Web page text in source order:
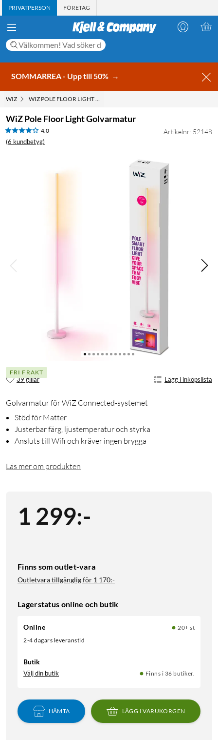
PRIVATPERSON FÖRETAG
SOMMARREA - Upp till 50% →
WIZ WIZ POLE FLOOR LIGHT GOLVARMATUR
WiZ Pole Floor Light Golvarmatur
4.0
(6 kundbetyg)
Artikelnr: 52148
FRI FRAKT
39 gillar Lägg i inköpslista
Golvarmatur för WiZ Connected-systemet
Stöd för Matter
Justerbar färg, ljustemperatur och styrka
Ansluts till Wifi och kräver ingen brygga
Läs mer om produkten
1 299:-
Finns som outlet-vara
Outletvara tillgänglig för 1 170:-
Lagerstatus online och butik
Online
20+ st
2-4 dagars leveranstid
Butik
Välj din butik Finns i 36 butiker.
HÄMTA LÄGG I VARUKORGEN